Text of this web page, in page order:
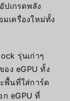
เกรดพลัง
เครื่องใหม่ทั้ง
รุ่นเก่าๆ
ง eGPU ทั้ง
พื้นที่ใส่การ์ด
ก eGPU ที่